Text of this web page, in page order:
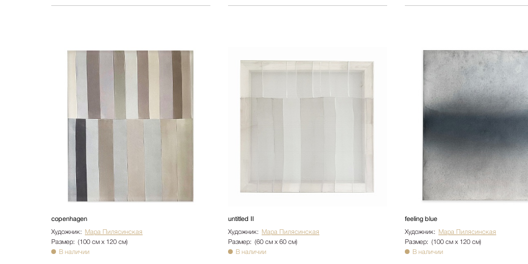
сopenhagen
Художник: Мара Пилясинская
Размер: (100 см х 120 см)
В наличии
untitled II
Художник: Мара Пилясинская
Размер: (60 см х 60 см)
В наличии
feeling blue
Художник: Мара Пилясинская
Размер: (100 см х 120 см)
В наличии